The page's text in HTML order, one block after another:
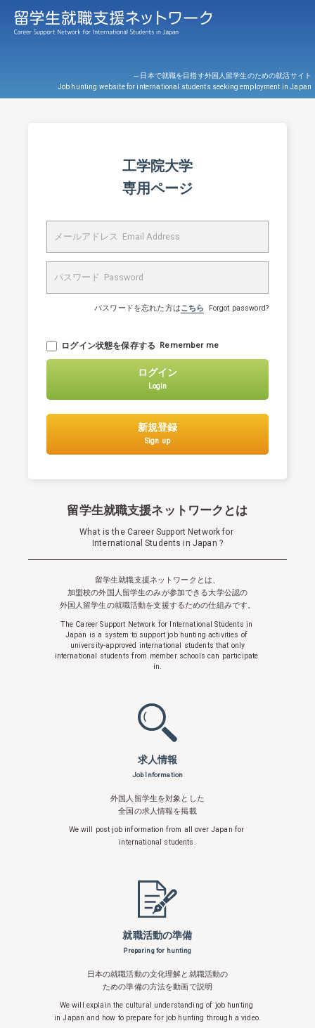
─ 日本で就職を目指す外国人留学生のための就活サイト
Job hunting website for international students seeking employment in Japan
工学院大学
専用ページ
パスワードを忘れた方はこちら Forgot password?
ログイン状態を保存する Remember me
ログイン
Login
新規登録
Sign up
留学生就職支援ネットワークとは
What is the Career Support Network for
International Students in Japan ?
留学生就職支援ネットワークとは、
加盟校の外国人留学生のみが参加できる大学公認の
外国人留学生の就職活動を支援するための仕組みです。
The Career Support Network for International Students in
Japan is a system to supportjob hunting activities of
university-approved international students that only
international students from member schools can participate
in.
求人情報
Job Information
外国人留学生を対象とした
全国の求人情報を掲載
We will post job information from all over Japan for
international students.
就職活動の準備
Preparing for hunting
日本の就職活動の文化理解と就職活動の
ための準備の方法を動画で説明
We will explain the cultural understandingof job hunting
in Japan and how to prepare for job hunting through a video.